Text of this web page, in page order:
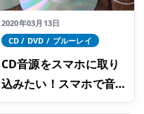
2020年03月13日
CD / DVD / ブルーレイ
CD音源をスマホに取り
込みたい！スマホで音
楽を聴く方法と取り込